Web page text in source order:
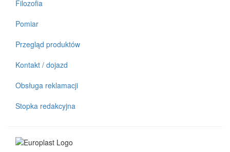
Filozofia
Pomiar
Przegląd produktów
Kontakt / dojazd
Obsługa reklamacji
Stopka redakcyjna